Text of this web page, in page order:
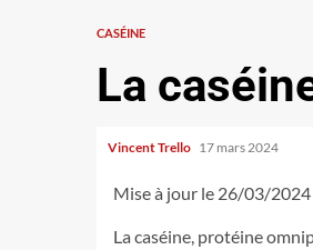
CASÉINE
La
Vincent Trello 17 mars 2024
Mise à jour le 26/03/2024
La caséine, protéine